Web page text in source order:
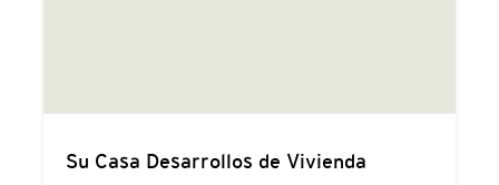
Su Casa Desarrollos de Vivienda